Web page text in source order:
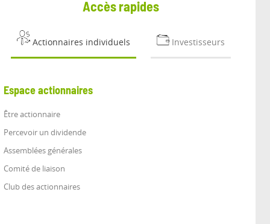
Accès rapides
Actionnaires individuels Investisseurs
Espace actionnaires
Être actionnaire
Percevoir un dividende
Assemblées générales
Comité de liaison
Club des actionnaires